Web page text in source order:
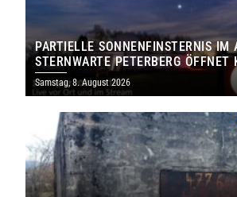
PARTIELLE SONNENFINSTERNIS IM
STERNWARTE PETERBERG ÖFFNET
IHRE TORE
Samstag, 8. August 2026